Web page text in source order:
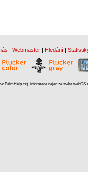
| Webmaster | Hledání |
informace nejen ze světa